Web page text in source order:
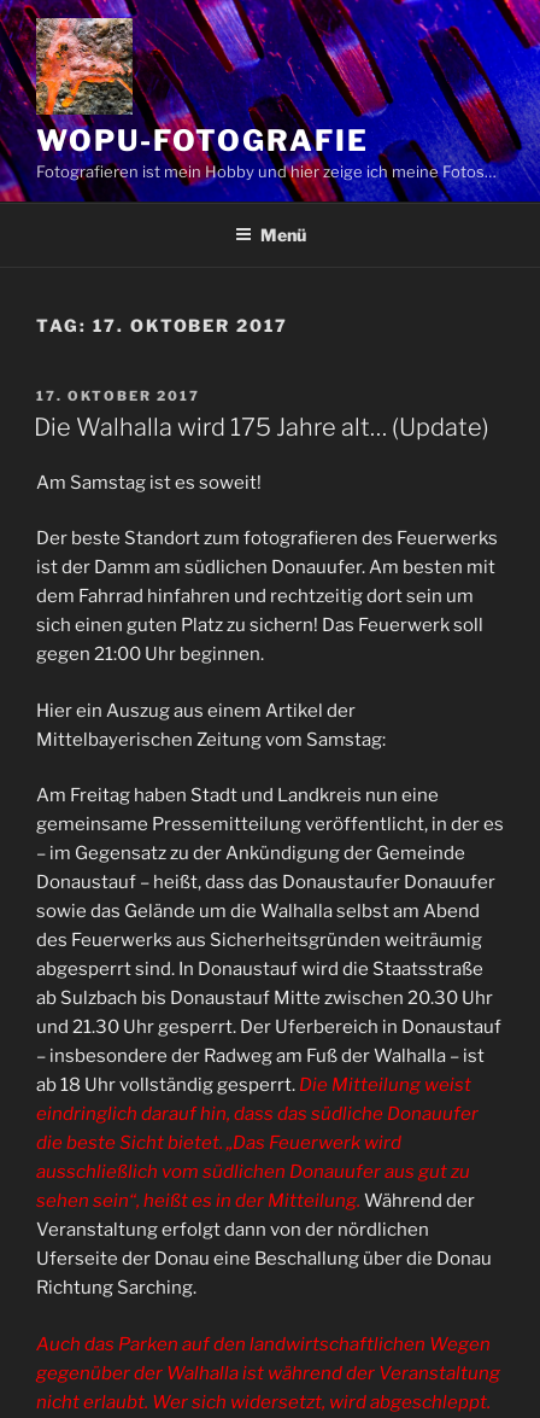
Zum
Inhalt
springen
WOPU-FOTOGRAFIE
Fotografieren ist mein Hobby und hier zeige ich meine Fotos…
Menü
TAG: 17. OKTOBER 2017
VERÖFFENTLICHT
AM
17. OKTOBER 2017
Die Walhalla wird 175 Jahre alt… (Update)
Am Samstag ist es soweit!
Der beste Standort zum fotografieren des Feuerwerks
ist der Damm am südlichen Donauufer. Am besten mit
dem Fahrrad hinfahren und rechtzeitig dort sein um
sich einen guten Platz zu sichern! Das Feuerwerk soll
gegen 21:00 Uhr beginnen.
Hier ein Auszug aus einem Artikel der
Mittelbayerischen Zeitung vom Samstag:
Am Freitag haben Stadt und Landkreis nun eine
gemeinsame Pressemitteilung veröffentlicht, in der es
– im Gegensatz zu der Ankündigung der Gemeinde
Donaustauf – heißt, dass das Donaustaufer Donauufer
sowie das Gelände um die Walhalla selbst am Abend
des Feuerwerks aus Sicherheitsgründen weiträumig
abgesperrt sind. In Donaustauf wird die Staatsstraße
ab Sulzbach bis Donaustauf Mitte zwischen 20.30 Uhr
und 21.30 Uhr gesperrt. Der Uferbereich in Donaustauf
– insbesondere der Radweg am Fuß der Walhalla – ist
ab 18 Uhr vollständig gesperrt. Die Mitteilung weist
eindringlich darauf hin, dass das südliche Donauufer
die beste Sicht bietet. „Das Feuerwerk wird
ausschließlich vom südlichen Donauufer aus gut zu
sehen sein“, heißt es in der Mitteilung. Während der
Veranstaltung erfolgt dann von der nördlichen
Uferseite der Donau eine Beschallung über die Donau
Richtung Sarching.
Auch das Parken auf den landwirtschaftlichen Wegen
gegenüber der Walhalla ist während der Veranstaltung
nicht erlaubt. Wer sich widersetzt, wird abgeschleppt.